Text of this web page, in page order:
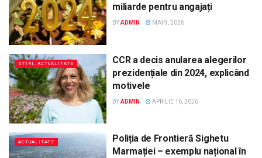
miliarde pentru angajați
BYADMIN MAI 9, 2026
STIRI, ACTUALITATE
CCR a decis anularea alegerilor
prezidențiale din 2024, explicând
motivele
BYADMIN APRILIE 16, 2026
ACTUALITATE
Poliția de Frontieră Sighetu
Marmației – exemplu național în